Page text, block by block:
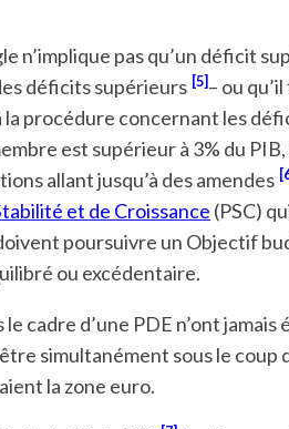
pas qu’un déficit
déficits supérieurs [5]– ou
procédure concernant les
est supérieur à 3% du
allant jusqu’à des amendes
et de Croissance (PSC)
poursuivre un Objectif
ou excédentaire.
cadre d’une PDE n’ont
être simultanément sous le
la zone euro.